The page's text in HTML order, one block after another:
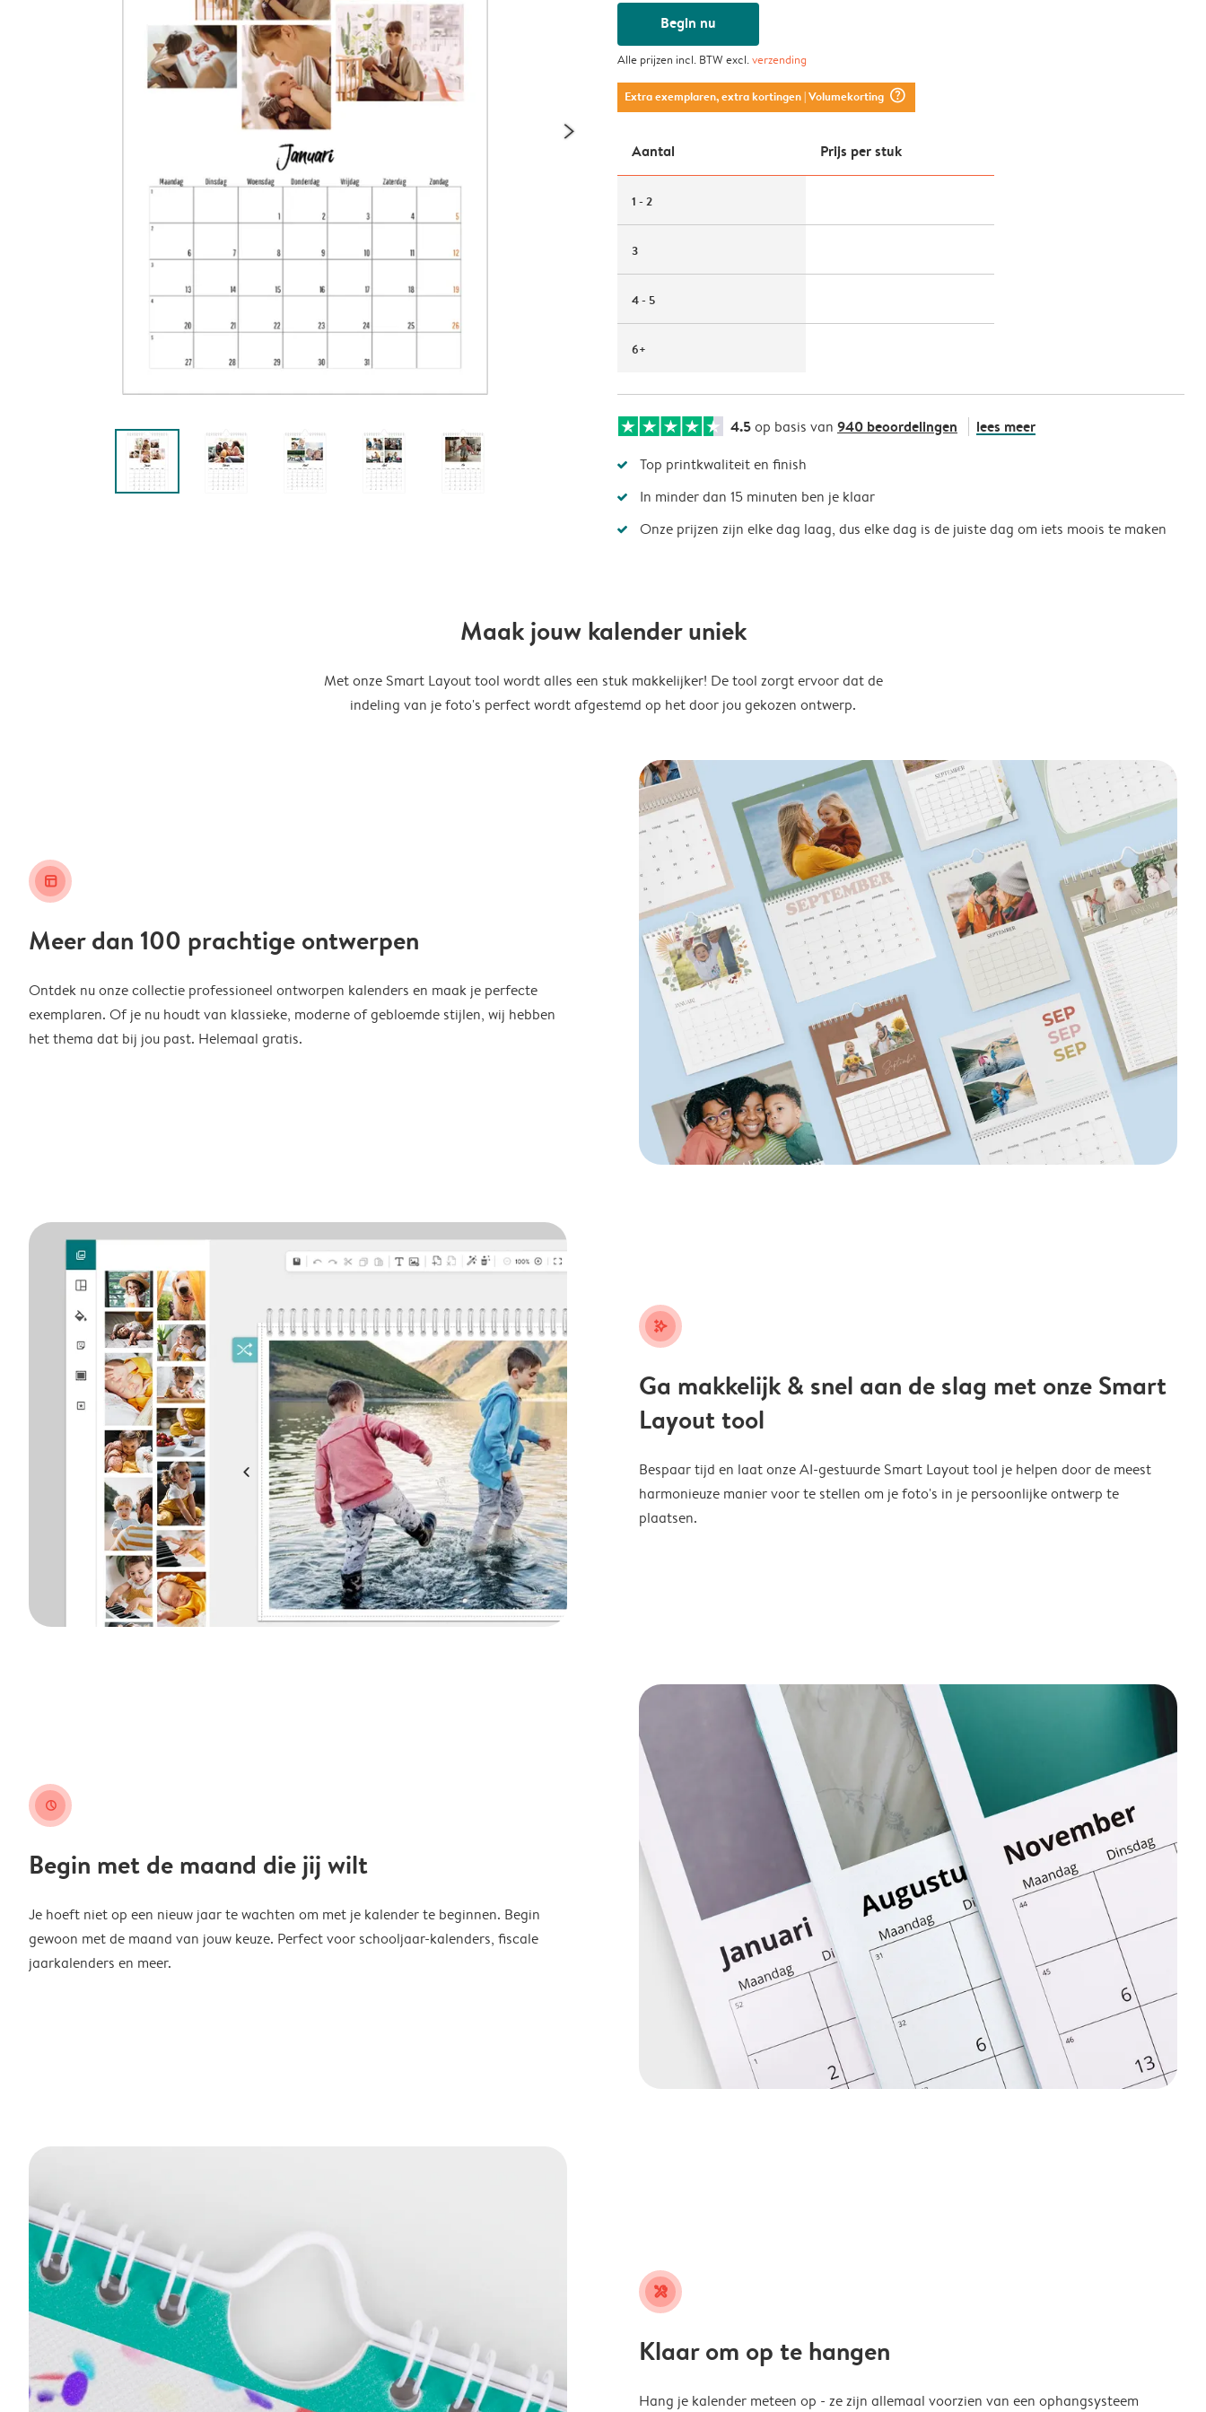
Begin nu
Alle prijzen incl. BTW excl.verzending
Extra exemplaren, extra kortingen| Volumekorting question_mark_circle
Aantal Prijs per stuk
1 - 2
3
4 - 5
6+
4.5op basis van 940 beoordelingen lees meer
Top printkwaliteit en finish
In minder dan 15 minuten ben je klaar
Onze prijzen zijn elke dag laag, dus elke dag is de juiste dag om iets moois te maken
Maak jouw kalender uniek
Met onze Smart Layout tool wordt alles een stuk makkelijker! De tool zorgt ervoor dat de
indeling van je foto's perfect wordt afgestemd op het door jou gekozen ontwerp.
layout_alt
Meer dan 100 prachtige ontwerpen
Ontdek nu onze collectie professioneel ontworpen kalenders en maak je perfecte
exemplaren. Of je nu houdt van klassieke, moderne of gebloemde stijlen, wij hebben
het thema dat bij jou past. Helemaal gratis.
stars_plus
Ga makkelijk & snel aan de slag met onze Smart
Layout tool
Bespaar tijd en laat onze AI-gestuurde Smart Layout tool je helpen door de meest
harmonieuze manier voor te stellen om je foto's in je persoonlijke ontwerp te
plaatsen.
clock
Begin met de maand die jij wilt
Je hoeft niet op een nieuw jaar te wachten om met je kalender te beginnen. Begin
gewoon met de maand van jouw keuze. Perfect voor schooljaar-kalenders, fiscale
jaarkalenders en meer.
tools
Klaar om op te hangen
Hang je kalender meteen op - ze zijn allemaal voorzien van een ophangsysteem